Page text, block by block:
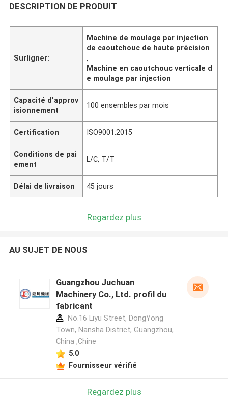
DESCRIPTION DE PRODUIT
Surligner:
Machine de moulage par injection
de caoutchouc de haute précision
,
Machine en caoutchouc verticale d
e moulage par injection
Capacité d'approv
isionnement
100 ensembles par mois
Certification ISO9001:2015
Conditions de pai
ement
L/C, T/T
Délai de livraison 45 jours
Regardez plus
AU SUJET DE NOUS
Guangzhou Juchuan
Machinery Co., Ltd. profil du
fabricant
No.16 Liyu Street, DongYong
Town, Nansha District, Guangzhou,
China ,Chine
5.0
Fournisseur vérifié
Regardez plus